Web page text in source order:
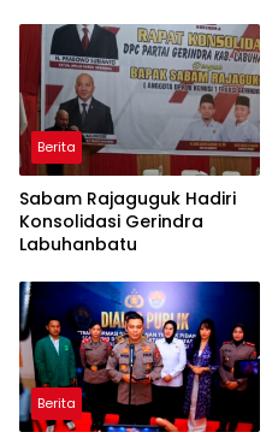
Monyet, Harimau, dan
Beruang Terhadap Warga
Berita
Sabam Rajaguguk Hadiri
Konsolidasi Gerindra
Labuhanbatu
Berita